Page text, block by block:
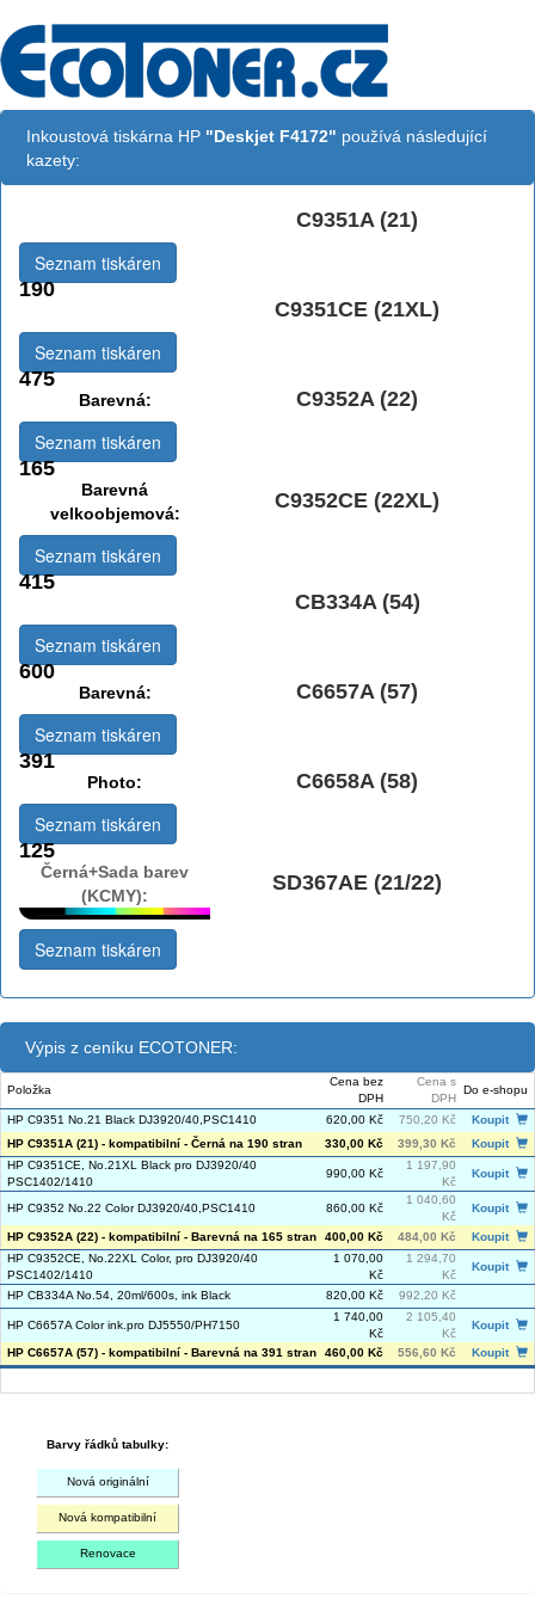
Inkoustová tiskárna HP "Deskjet F4172" používá následující
kazety:
C9351A (21)
190
Seznam tiskáren
C9351CE (21XL)
475
Seznam tiskáren
Barevná: C9352A (22)
165
Seznam tiskáren
Barevná
velkoobjemová:
C9352CE (22XL)
415
Seznam tiskáren
CB334A (54)
600
Seznam tiskáren
Barevná: C6657A (57)
391
Seznam tiskáren
Photo: C6658A (58)
125
Seznam tiskáren
Černá+Sada barev
(KCMY):
SD367AE (21/22)
Seznam tiskáren
Výpis z ceníku ECOTONER:
Položka
Cena bez
DPH
Cena s
DPH
Do e-shopu
HP C9351 No.21 Black DJ3920/40,PSC1410 620,00 Kč 750,20 Kč
Koupit
HP C9351A (21) - kompatibilní - Černá na 190 stran
330,00 Kč 399,30 Kč
Koupit
HP C9351CE, No.21XL Black pro DJ3920/40
PSC1402/1410
990,00 Kč
1 197,90
Kč
Koupit
HP C9352 No.22 Color DJ3920/40,PSC1410 860,00 Kč
1 040,60
Kč
Koupit
HP C9352A (22) - kompatibilní - Barevná na 165 stran 400,00 Kč 484,00 Kč
Koupit
HP C9352CE, No.22XL Color, pro DJ3920/40
PSC1402/1410
1 070,00
Kč
1 294,70
Kč
Koupit
HP CB334A No.54, 20ml/600s, ink Black 820,00 Kč 992,20 Kč
HP C6657A Color ink.pro DJ5550/PH7150
1 740,00
Kč
2 105,40
Kč
Koupit
HP C6657A (57) - kompatibilní - Barevná na 391 stran 460,00 Kč 556,60 Kč Koupit
Barvy řádků tabulky:
Nová originální
Nová kompatibilní
Renovace